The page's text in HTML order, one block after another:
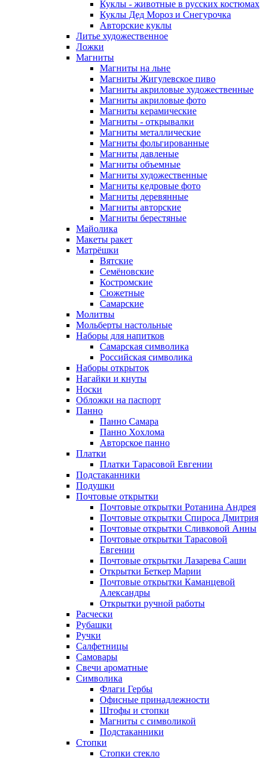
Куклы - животные в русских костюмах
Куклы Дед Мороз и Снегурочка
Авторские куклы
Литье художественное
Ложки
Магниты
Магниты на льне
Магниты Жигулевское пиво
Магниты акриловые художественные
Магниты акриловые фото
Магниты керамические
Магниты - открывалки
Магниты металлические
Магниты фольгированные
Магниты давленые
Магниты объемные
Магниты художественные
Магниты кедровые фото
Магниты деревянные
Магниты авторские
Магниты берестяные
Майолика
Макеты ракет
Матрёшки
Вятские
Семёновские
Костромские
Сюжетные
Самарские
Молитвы
Мольберты настольные
Наборы для напитков
Самарская символика
Российская символика
Наборы открыток
Нагайки и кнуты
Носки
Обложки на паспорт
Панно
Панно Самара
Панно Хохлома
Авторское панно
Платки
Платки Тарасовой Евгении
Подстаканники
Подушки
Почтовые открытки
Почтовые открытки Ротанина Андрея
Почтовые открытки Спироса Дмитрия
Почтовые открытки Сливковой Анны
Почтовые открытки Тарасовой
Евгении
Почтовые открытки Лазарева Саши
Открытки Беткер Марии
Почтовые открытки Каманцевой
Александры
Открытки ручной работы
Расчески
Рубашки
Ручки
Салфетницы
Самовары
Свечи ароматные
Символика
Флаги Гербы
Офисные принадлежности
Штофы и стопки
Магниты с символикой
Подстаканники
Стопки
Стопки стекло